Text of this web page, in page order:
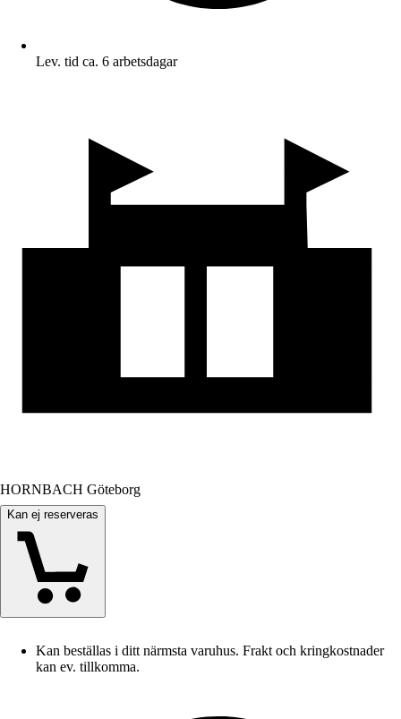
Lev. tid ca. 6 arbetsdagar
HORNBACH Göteborg
Kan ej reserveras
Kan beställas i ditt närmsta varuhus. Frakt och kringkostnader
kan ev. tillkomma.